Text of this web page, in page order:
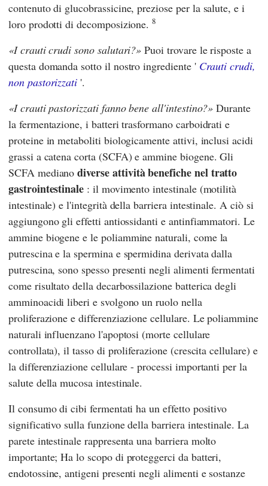
contenuto di glucobrassicine, preziose per la salute, e i
loro prodotti di decomposizione.8
I crauti crudi sono salutari? Puoi trovare le risposte a
questa domanda sotto il nostro ingrediente ' Crauti crudi,
non pastorizzati '.
I crauti pastorizzati fanno bene all'intestino? Durante
la fermentazione, i batteri trasformano carboidrati e
proteine in metaboliti biologicamente attivi, inclusi acidi
grassi a catena corta (SCFA) e ammine biogene. Gli
SCFA medianodiverse attività benefiche nel tratto
gastrointestinale : il movimento intestinale (motilità
intestinale) e l'integrità della barriera intestinale. A ciò si
aggiungono gli effetti antiossidanti e antinfiammatori. Le
ammine biogene e le poliammine naturali, come la
putrescina e la spermina e spermidina derivata dalla
putrescina, sono spesso presenti negli alimenti fermentati
come risultato della decarbossilazione batterica degli
amminoacidi liberi e svolgono un ruolo nella
proliferazione e differenziazione cellulare. Le poliammine
naturali influenzano l'apoptosi (morte cellulare
controllata), il tasso di proliferazione (crescita cellulare) e
la differenziazione cellulare - processi importanti per la
salute della mucosa intestinale.
Il consumo di cibi fermentati ha un effetto positivo
significativo sulla funzione della barriera intestinale. La
parete intestinale rappresenta una barriera molto
importante; Ha lo scopo di proteggerci da batteri,
endotossine, antigeni presenti negli alimenti e sostanze